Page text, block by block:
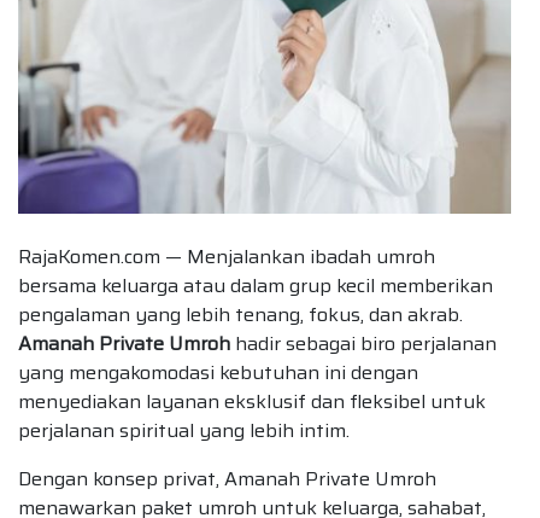
RajaKomen.com — Menjalankan ibadah umroh
bersama keluarga atau dalam grup kecil memberikan
pengalaman yang lebih tenang, fokus, dan akrab.
Amanah Private Umroh hadir sebagai biro perjalanan
yang mengakomodasi kebutuhan ini dengan
menyediakan layanan eksklusif dan fleksibel untuk
perjalanan spiritual yang lebih intim.
Dengan konsep privat, Amanah Private Umroh
menawarkan paket umroh untuk keluarga, sahabat,